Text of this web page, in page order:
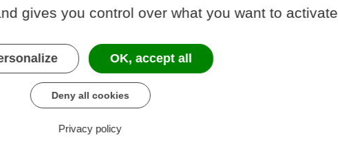
l'âge légal de départ à la
allez percevoir une retraite à taux
que vous pourrez percevoir votre
nombre de trimestres.
devez également avoir une durée
gives you control over what you want to activate
OK, accept all
Deny all cookies
Privacy policy